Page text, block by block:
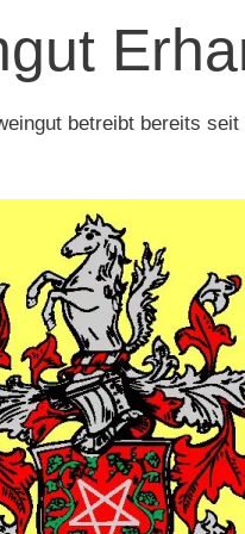
betreibt bereits